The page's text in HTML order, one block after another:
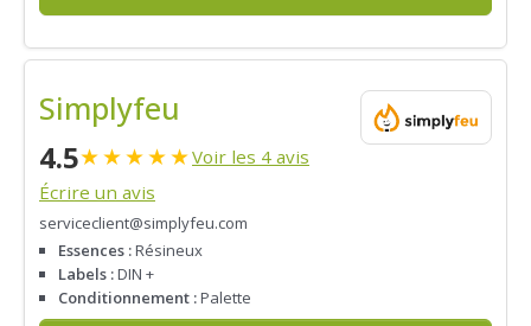
Simplyfeu
4.5★★★★★Voir les 4 avis
Écrire un avis
serviceclient@simplyfeu.com
Essences :Résineux
Labels :DIN +
Conditionnement :Palette